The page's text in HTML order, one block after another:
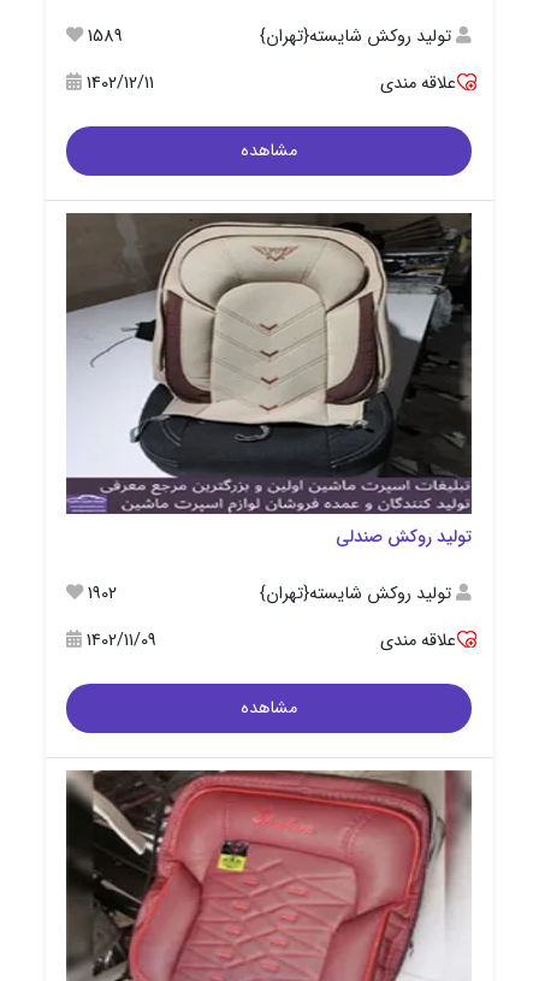
تولید روکش شایسته{تهران}
1589
علاقه مندی
1402/12/11
مشاهده
تولید روکش صندلی
تولید روکش شایسته{تهران}
1902
علاقه مندی
1402/11/09
مشاهده